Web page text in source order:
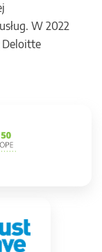
W 2022
Deloitte